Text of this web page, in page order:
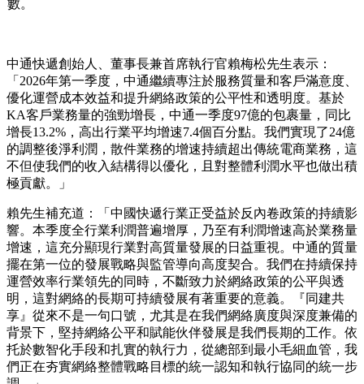
並經進一步調整以剔除股權激勵費用以及非經常性項目（如
(4) 每一股美國存託股代表一股A 類普通股。
(5) 歸屬於普通股股東的調整後基本及攤薄每股美國存託股收
益為非公認會計準則財務指標。其定義為歸屬於普通股股東
的調整後淨利潤分別除以基本及攤薄美國存託股的加權平均
數。
中通快遞創始人、董事長兼首席執行官賴梅松先生表示：
「2026年第一季度，中通繼續專注於服務質量和客戶滿意度、
優化運營成本效益和提升網絡政策的公平性和透明度。基於
KA客戶業務量的強勁增長，中通一季度97億的包裹量，同比
增長13.2%，高出行業平均增速7.4個百分點。我們實現了24億
的調整後淨利潤，散件業務的增速持續超出傳統電商業務，這
不但使我們的收入結構得以優化，且對整體利潤水平也做出積
極貢獻。」